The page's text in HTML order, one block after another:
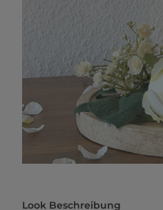
Look Beschreibung